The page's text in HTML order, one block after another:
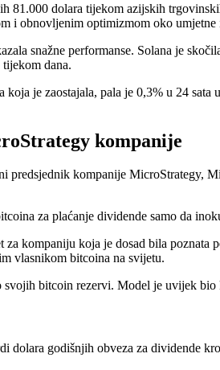
81.000 dolara tijekom azijskih
i obnovljenim optimizmom oko umjetne
snažne performanse. Solana je
dana.
je zaostajala, pala je 0,3% u 24
kompanije
predsjednik kompanije MicroStrategy,
za plaćanje dividende samo da
za kompaniju koja je dosad bila poznata
vlasnikom bitcoina na svijetu.
bitcoin rezervi. Model je uvijek
dolara godišnjih obveza za dividende